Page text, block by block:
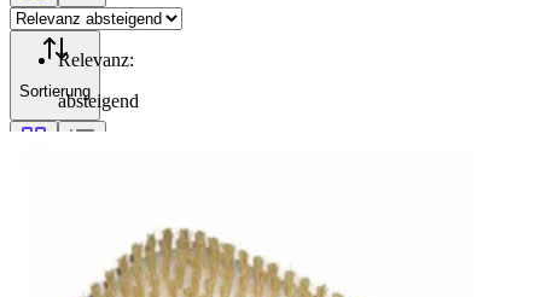
Sortierung
Relevanz:
absteigend